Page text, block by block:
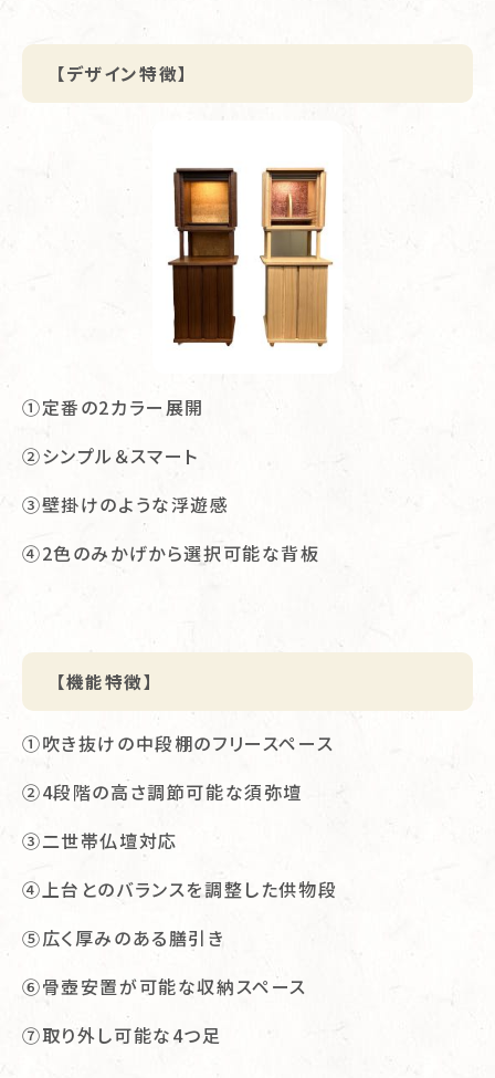
【デザイン特徴】
①定番の2カラー展開
②シンプル＆スマート
③壁掛けのような浮遊感
④2色のみかげから選択可能な背板
【機能特徴】
①吹き抜けの中段棚のフリースペース
②4段階の高さ調節可能な須弥壇
③二世帯仏壇対応
④上台とのバランスを調整した供物段
⑤広く厚みのある膳引き
⑥骨壺安置が可能な収納スペース
⑦取り外し可能な4つ足